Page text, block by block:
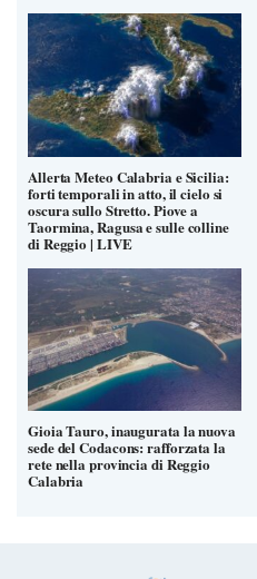
Allerta Meteo Calabria e Sicilia:
forti temporali in atto, il cielo si
oscura sullo Stretto. Piove a
Taormina, Ragusa e sulle colline
di Reggio | LIVE
Gioia Tauro, inaugurata la nuova
sede del Codacons: rafforzata la
rete nella provincia di Reggio
Calabria